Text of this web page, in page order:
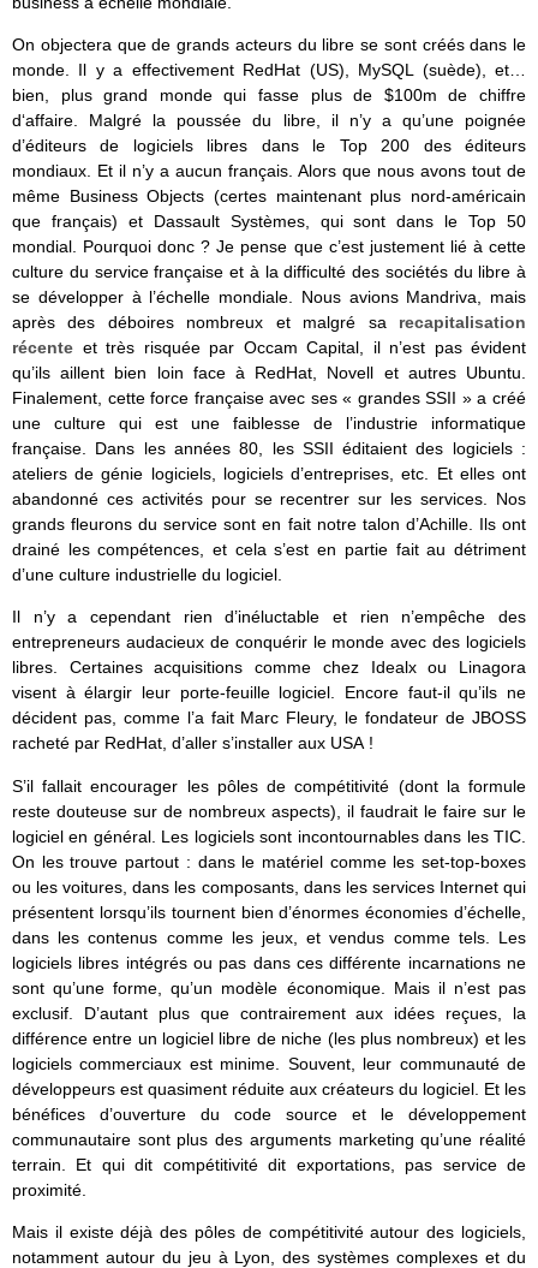
On objectera que de grands acteurs du libre se sont créés dans le
monde. Il y a effectivement RedHat (US), MySQL (suède), et…
bien, plus grand monde qui fasse plus de $100m de chiffre
d‘affaire. Malgré la poussée du libre, il n’y a qu’une poignée
d’éditeurs de logiciels libres dans le Top 200 des éditeurs
mondiaux. Et il n’y a aucun français. Alors que nous avons tout de
même Business Objects (certes maintenant plus nord-américain
que français) et Dassault Systèmes, qui sont dans le Top 50
mondial. Pourquoi donc ? Je pense que c’est justement lié à cette
culture du service française et à la difficulté des sociétés du libre à
se développer à l’échelle mondiale. Nous avions Mandriva, mais
après des déboires nombreux et malgré sa recapitalisation
récente et très risquée par Occam Capital, il n’est pas évident
qu’ils aillent bien loin face à RedHat, Novell et autres Ubuntu.
Finalement, cette force française avec ses « grandes SSII » a créé
une culture qui est une faiblesse de l’industrie informatique
française. Dans les années 80, les SSII éditaient des logiciels :
ateliers de génie logiciels, logiciels d’entreprises, etc. Et elles ont
abandonné ces activités pour se recentrer sur les services. Nos
grands fleurons du service sont en fait notre talon d’Achille. Ils ont
drainé les compétences, et cela s’est en partie fait au détriment
d’une culture industrielle du logiciel.
Il n’y a cependant rien d’inéluctable et rien n’empêche des
entrepreneurs audacieux de conquérir le monde avec des logiciels
libres. Certaines acquisitions comme chez Idealx ou Linagora
visent à élargir leur porte-feuille logiciel. Encore faut-il qu’ils ne
décident pas, comme l’a fait Marc Fleury, le fondateur de JBOSS
racheté par RedHat, d’aller s’installer aux USA !
S’il fallait encourager les pôles de compétitivité (dont la formule
reste douteuse sur de nombreux aspects), il faudrait le faire sur le
logiciel en général. Les logiciels sont incontournables dans les TIC.
On les trouve partout : dans le matériel comme les set-top-boxes
ou les voitures, dans les composants, dans les services Internet qui
présentent lorsqu’ils tournent bien d’énormes économies d’échelle,
dans les contenus comme les jeux, et vendus comme tels. Les
logiciels libres intégrés ou pas dans ces différente incarnations ne
sont qu’une forme, qu’un modèle économique. Mais il n’est pas
exclusif. D’autant plus que contrairement aux idées reçues, la
différence entre un logiciel libre de niche (les plus nombreux) et les
logiciels commerciaux est minime. Souvent, leur communauté de
développeurs est quasiment réduite aux créateurs du logiciel. Et les
bénéfices d’ouverture du code source et le développement
communautaire sont plus des arguments marketing qu’une réalité
terrain. Et qui dit compétitivité dit exportations, pas service de
proximité.
Mais il existe déjà des pôles de compétitivité autour des logiciels,
notamment autour du jeu à Lyon, des systèmes complexes et du